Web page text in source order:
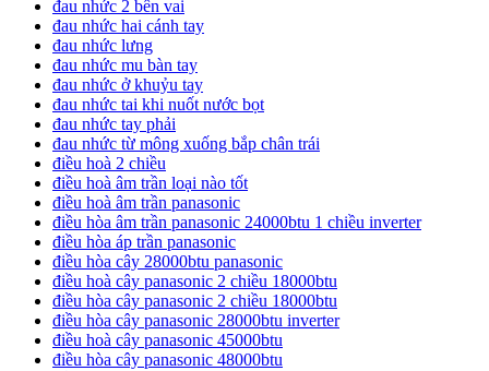
đau nhức 2 bên vai
đau nhức hai cánh tay
đau nhức lưng
đau nhức mu bàn tay
đau nhức ở khuỷu tay
đau nhức tai khi nuốt nước bọt
đau nhức tay phải
đau nhức từ mông xuống bắp chân trái
điều hoà 2 chiều
điều hoà âm trần loại nào tốt
điều hoà âm trần panasonic
điều hòa âm trần panasonic 24000btu 1 chiều inverter
điều hòa áp trần panasonic
điều hòa cây 28000btu panasonic
điều hoà cây panasonic 2 chiều 18000btu
điều hòa cây panasonic 2 chiều 18000btu
điều hòa cây panasonic 28000btu inverter
điều hoà cây panasonic 45000btu
điều hòa cây panasonic 48000btu